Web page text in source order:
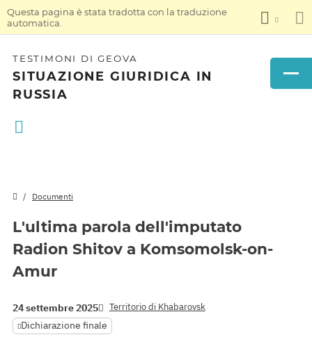
Questa pagina è stata tradotta con la traduzione
automatica.
TESTIMONI DI GEOVA
SITUAZIONE GIURIDICA IN
RUSSIA
Documenti
L'ultima parola dell'imputato
Radion Shitov a Komsomolsk-on-
Amur
24 settembre 2025 Territorio di Khabarovsk
Dichiarazione finale